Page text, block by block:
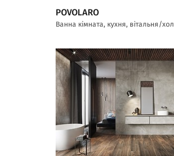
POVOLARO
Ванна кімната, кухня, вітальня/хол